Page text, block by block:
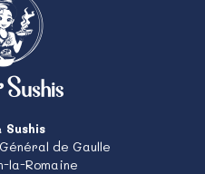
Sushis
de Gaulle
la-Romaine